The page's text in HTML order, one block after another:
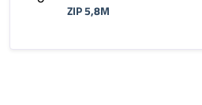
ZIP 5,8M